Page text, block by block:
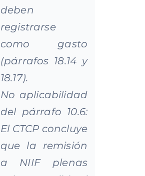
deben
registrarse
como gasto
(párrafos 18.14 y
18.17).
No aplicabilidad
del párrafo 10.6:
El CTCP concluye
que la remisión
a NIIF plenas